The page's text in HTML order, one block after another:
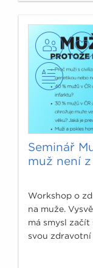
Seminář
muž není
Workshop o
na muže.
má smysl
svou